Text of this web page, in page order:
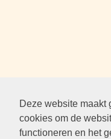
Deze website maakt
cookies om de
functioneren en het